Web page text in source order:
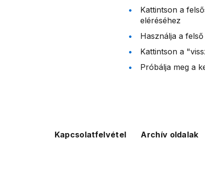
Kattintson a
eléréséhez
Használja a
Kattintson a
Próbálja meg a
Kapcsolatfelvétel Archív oldalak